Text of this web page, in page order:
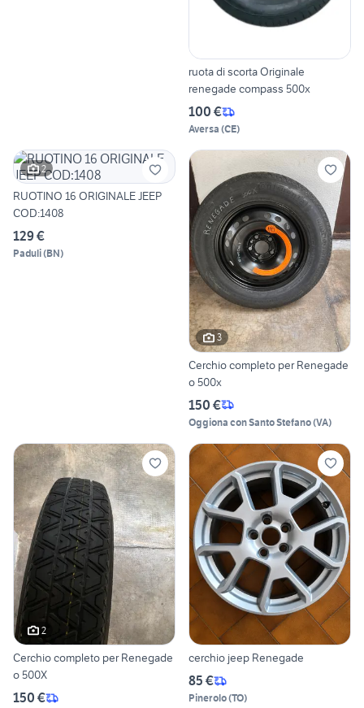
ruota di scorta Originale
renegade compass 500x
100 €
Aversa (CE)
2
RUOTINO 16 ORIGINALE JEEP
COD:1408
129 €
Paduli(BN)
3
Cerchio completo per Renegade
o 500x
150 €
Oggiona con Santo Stefano(VA)
2
Cerchio completo per Renegade
o 500X
150 €
cerchio jeep Renegade
85 €
Pinerolo(TO)